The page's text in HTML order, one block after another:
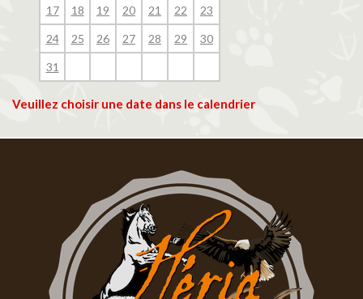
17 18 19 20 21 22 23
24 25 26 27 28 29 30
31
Veuillez choisir une date dans le calendrier